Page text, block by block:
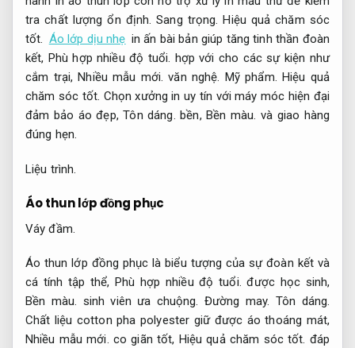
tra chất lượng ổn định.Sang trọng. Hiệu quả chăm sóc
tốt. Áo lớp dịu nhẹ in ấn bài bản giúp tăng tinh thần đoàn
kết, Phù hợp nhiều độ tuổi. hợp với cho các sự kiện như
cắm trại,Nhiều mẫu mới. văn nghệ. Mỹ phẩm. Hiệu quả
chăm sóc tốt. Chọn xưởng in uy tín với máy móc hiện đại
đảm bảo áo đẹp,Tôn dáng. bền,Bền màu. và giao hàng
đúng hẹn.
Liệu trình.
Áo thun lớp đồng phục
Váy đầm.
Áo thun lớp đồng phục là biểu tượng của sự đoàn kết và
cá tính tập thể,Phù hợp nhiều độ tuổi. được học sinh,
Bền màu. sinh viên ưa chuộng. Đường may. Tôn dáng.
Chất liệu cotton pha polyester giữ được áo thoáng mát,
Nhiều mẫu mới. co giãn tốt, Hiệu quả chăm sóc tốt. đáp